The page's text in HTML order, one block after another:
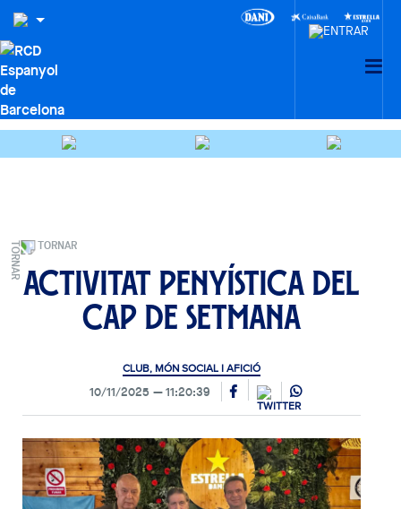
TORNAR
Activitat penyística del
cap de setmana
CLUB, MÓN SOCIAL I AFICIÓ
10/11/2025 11:20:39